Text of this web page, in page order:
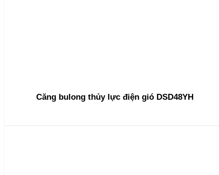
Căng bulong thủy lực điện gió DSD48YH